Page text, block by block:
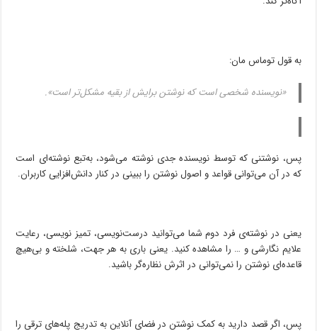
به قول توماس مان:
«نویسنده شخصی است که نوشتن برایش از بقیه مشکل‌تر است».
پس، نوشتنی که توسط نویسنده جدی نوشته می‌شود، به‌تبع نوشته‌ای است
که در آن می‌توانی قواعد و اصول نوشتن را ببینی در کنار دانش‌افزایی کاربران.
یعنی در نوشته‌ی فرد دوم شما می‌توانید درست‌نویسی، تمیز نویسی، رعایت
علایم نگارشی و … را مشاهده کنید. یعنی باری به هر جهت، شلخته و بی‌هیچ
قاعده‌‌ای نوشتن را نمی‌توانی در اثرش نظاره‌گر باشید.
پس، اگر قصد دارید به کمک نوشتن در فضای آنلاین به تدریج پله‌های ترقی را